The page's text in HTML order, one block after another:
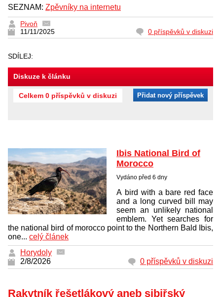
SEZNAM: Zpěvníky na internetu
Pivoň
11/11/2025
0 příspěvků v diskuzi
SDÍLEJ:
Diskuze k článku
Celkem 0 příspěvků v diskuzi Přidat nový příspěvek
Ibis National Bird of
Morocco
Vydáno před 6 dny
A bird with a bare red face
and a long curved bill may
seem an unlikely national
emblem. Yet searches for
the national bird of morocco point to the Northern Bald Ibis,
one... celý článek
Horydoly
2/8/2026
0 příspěvků v diskuzi
Rakytník řešetlákový aneb sibiřský